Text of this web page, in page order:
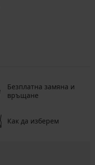
Безплатна замяна и
връщане
Как да изберем